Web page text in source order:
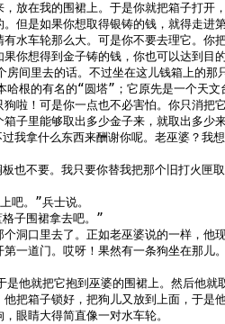
放在我的围裙上。于是你就把箱子打开
但是如果你想取得银铸的钱，就得走进
水车轮那么大。可是你不要去理它。你
你想得到金子铸的钱，你也可以达到目
房间里去的话。不过坐在这儿钱箱上的那
哈根的有名的“圆塔”；它原先是一个天文
啦！可是你一点也不必害怕。你只消把
子里能够取出多少金子来，就取出多少
拿什么东西来酬谢你呢。老巫婆？我
不要。我只要你替我把那个旧打火匣
。”兵士说。
子围裙拿去吧。”
口里去了。正如老巫婆说的一样，他
一道门。哎呀！果然有一条狗坐在那儿
他就把它抱到巫婆的围裙上。然后他就
把箱子锁好，把狗儿又放到上面，于是
眼睛大得简直像一对水车轮。